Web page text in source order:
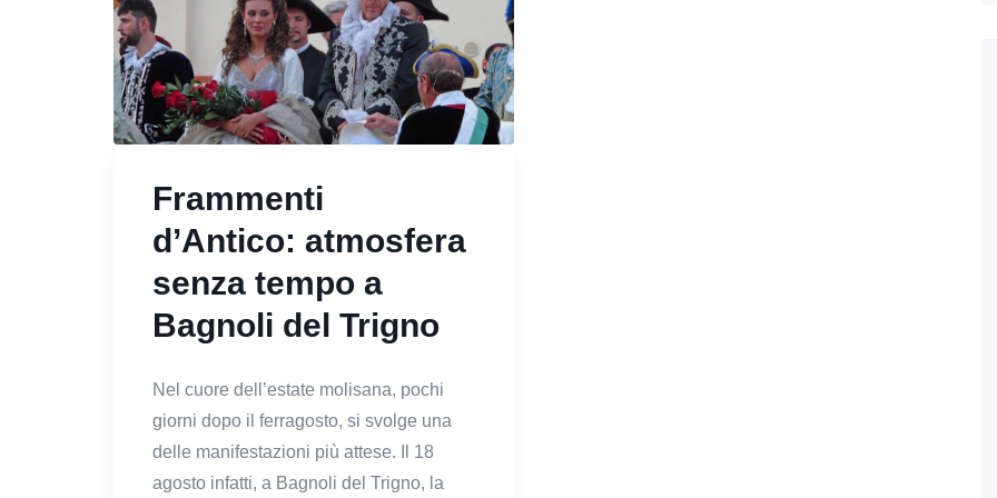
Frammenti
d’Antico: atmosfera
senza tempo a
Bagnoli del Trigno
Nel cuore dell’estate molisana, pochi
giorni dopo il ferragosto, si svolge una
delle manifestazioni più attese. Il 18
agosto infatti, a Bagnoli del Trigno, la